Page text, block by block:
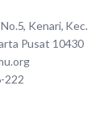
Kenari, Kec.
Pusat 10430
222